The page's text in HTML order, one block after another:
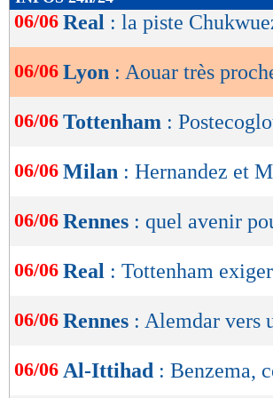
de
OK
06/06 Real : la piste
06/06 Lyon : Aouar très
06/06 Tottenham :
06/06 Milan : Hernandez et
06/06 Rennes : quel avenir
06/06 Real : Tottenham
06/06 Rennes : Alemdar vers
06/06 Al-Ittihad : Benzema,